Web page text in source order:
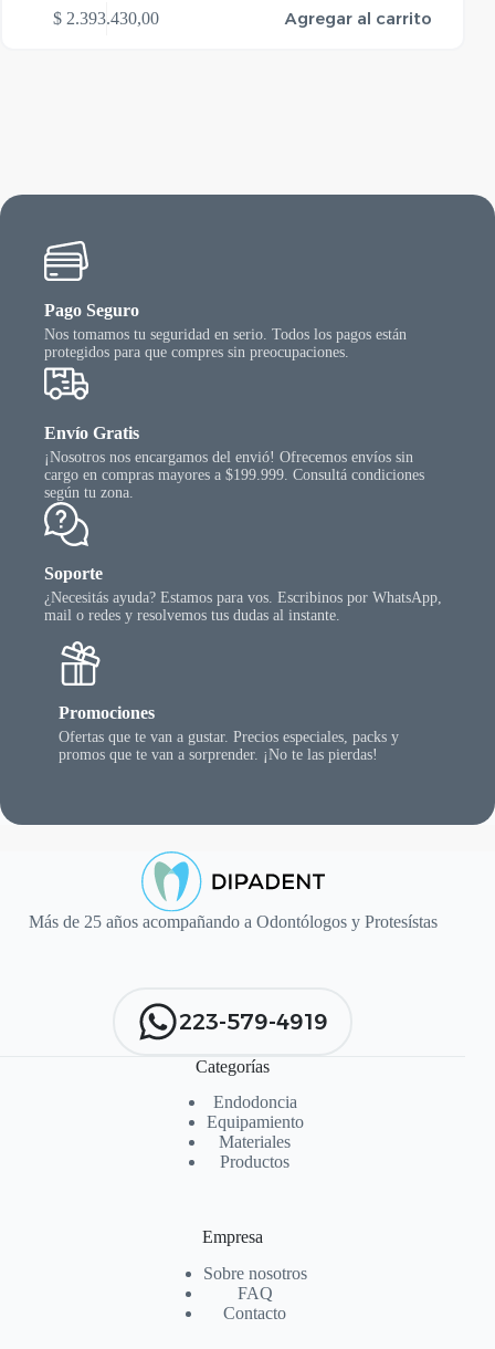
$ 2.393.430,00 Agregar al carrito
Pago Seguro
Nos tomamos tu seguridad en serio. Todos los pagos están
protegidos para que compres sin preocupaciones.
Envío Gratis
¡Nosotros nos encargamos del envió! Ofrecemos envíos sin
cargo en compras mayores a $199.999. Consultá condiciones
según tu zona.
Soporte
¿Necesitás ayuda? Estamos para vos. Escribinos por WhatsApp,
mail o redes y resolvemos tus dudas al instante.
Promociones
Ofertas que te van a gustar. Precios especiales, packs y
promos que te van a sorprender. ¡No te las pierdas!
Más de 25 años acompañando a Odontólogos y Protesístas
223-579-4919
Categorías
Endodoncia
Equipamiento
Materiales
Productos
Empresa
Sobre nosotros
FAQ
Contacto